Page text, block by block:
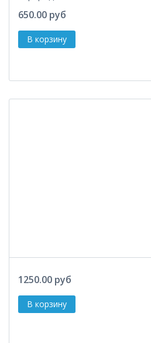
650.00 руб
1250.00 руб